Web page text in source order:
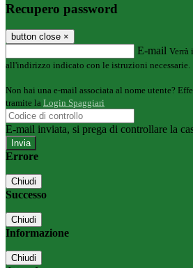
Recupero password
button close ×
E-mail Verrà
all'indirizzo indicato con le istruzioni necessarie.
Non hai una e-mail associata al nome utente?
tramite la Login Spaggiari
E-mail inviata, si prega di controllare la
Errore
Chiudi
Successo
Chiudi
Informazione
Chiudi